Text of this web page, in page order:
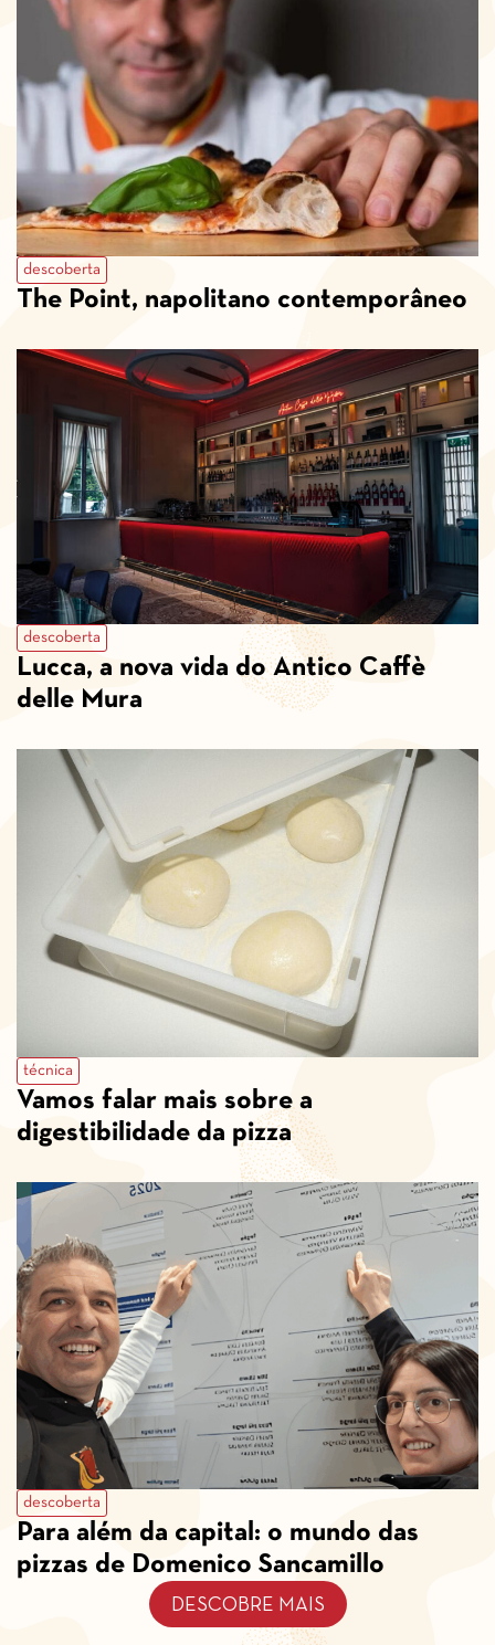
descoberta
The Point, napolitano contemporâneo
descoberta
Lucca, a nova vida do Antico Caffè
delle Mura
técnica
Vamos falar mais sobre a
digestibilidade da pizza
descoberta
Para além da capital: o mundo das
pizzas de Domenico Sancamillo
DESCOBRE MAIS